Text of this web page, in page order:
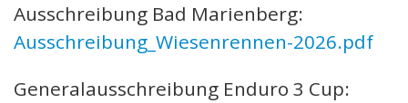
Ausschreibung Bad Marienberg:
Ausschreibung_Wiesenrennen-2026.pdf
Generalausschreibung Enduro 3 Cup: